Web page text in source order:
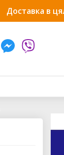
Доставка в